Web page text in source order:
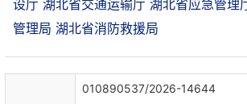
设厅 湖北省交通运输厅 湖北省应急管理
管理局 湖北省消防救援局
010890537/2026-14644